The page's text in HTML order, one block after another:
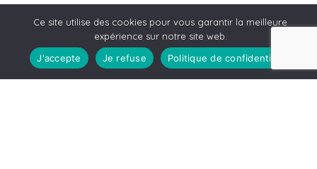
Ce site utilise des cookies pour vous garantir la meilleure
expérience sur notre site web.
J'accepte
Je refuse Politique de confidentialité